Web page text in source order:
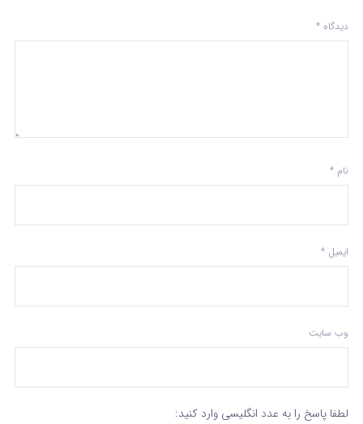
دیدگاه *
نام *
ایمیل *
وب‌ سایت
لطفا پاسخ را به عدد انگلیسی وارد کنید: